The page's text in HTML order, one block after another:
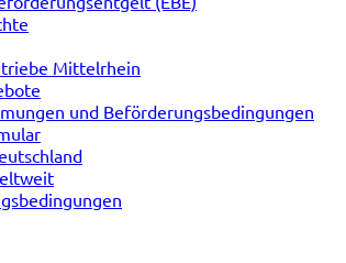
Mittelrhein
und Beförderungsbedingungen